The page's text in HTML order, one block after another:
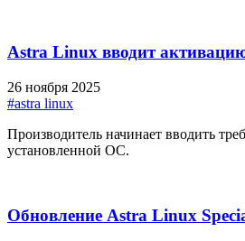
Astra Linux вводит
26 ноября 2025
#astra linux
Производитель начинает вводить
установленной ОС.
Обновление Astra Linux